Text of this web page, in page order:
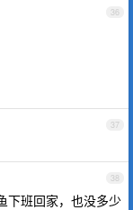
36
37
38
下班回家，也没多少